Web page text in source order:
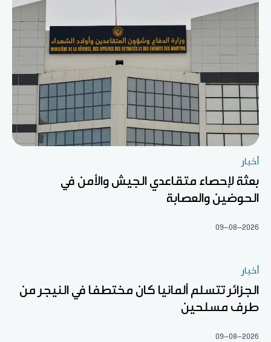
أخبار
بعثة لإحصاء متقاعدي الجيش والأمن في
الحوضين والعصابة
09-08-2026
أخبار
الجزائر تتسلم ألمانيا كان مختطفا في النيجر من
طرف مسلحين
09-08-2026